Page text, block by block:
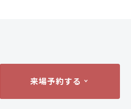
来場予約する